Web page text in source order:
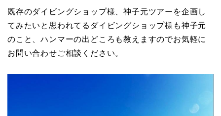
既存のダイビングショップ様、神子元ツアーを企画し
てみたいと思われてるダイビングショップ様も神子元
のこと、ハンマーの出どころも教えますのでお気軽に
お問い合わせご相談ください。